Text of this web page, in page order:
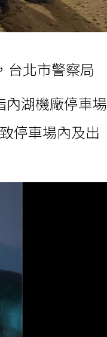
台北市警察局
內湖機廠停車場
停車場內及出